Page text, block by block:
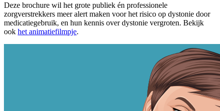
Deze brochure wil het grote publiek én professionele
zorgverstrekkers meer alert maken voor het risico op dystonie door
medicatiegebruik, en hun kennis over dystonie vergroten. Bekijk
ook het animatiefilmpje.